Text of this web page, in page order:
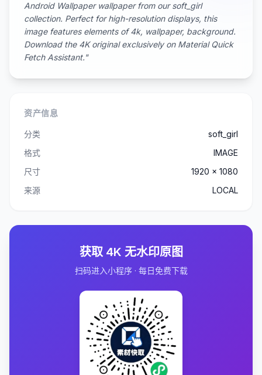
Android Wallpaper wallpaper from our soft_girl
collection. Perfect for high-resolution displays, this
image features elements of 4k, wallpaper, background.
Download the 4K original exclusively on Material Quick
Fetch Assistant."
资产信息
分类
soft_girl
格式
IMAGE
尺寸
1920 x 1080
来源
LOCAL
获取 4K 无水印原图
扫码进入小程序 · 每日免费下载